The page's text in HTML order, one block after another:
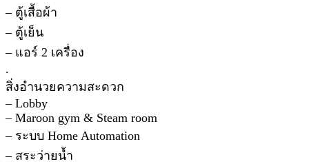
– ตู้เสื้อผ้า
– ตู้เย็น
– แอร์ 2 เครื่อง
.
สิ่งอํานวยความสะดวก
– Lobby
– Maroon gym & Steam room
– ระบบ Home Automation
– สระว่ายน้ำ